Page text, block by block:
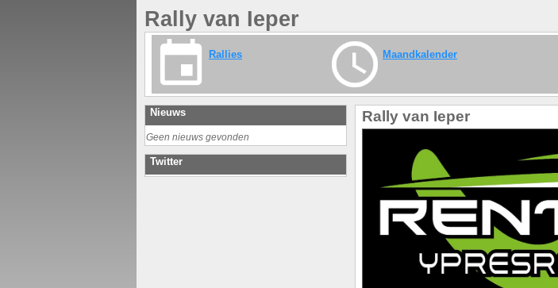
Rally van Ieper
Rallies Maandkalender
Nieuws
Geen nieuws gevonden
Twitter
Rally van Ieper